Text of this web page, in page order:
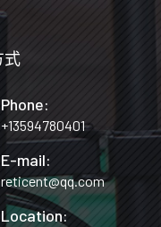
式
Phone:
+13594780401
E-mail:
reticent@qq.com
Location: